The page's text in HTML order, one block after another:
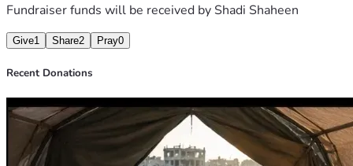
Fundraiser funds will be received byShadi Shaheen
Give1 Share2 Pray0
Recent Donations